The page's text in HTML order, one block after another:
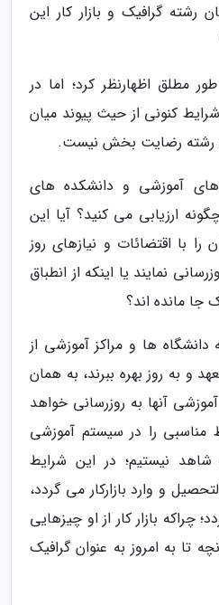
رشته گرافیک و بازار کار این
مطلق اظهارنظر کرد؛ اما در
کنونی از حیث پیوند میان
رشته رضایت بخش نیست.
آموزشی و دانشکده های
ارزیابی می کنید؟ آیا این
را با اقتضائات و نیازهای روز
نمایند یا اینکه از انطباق
جا مانده اند؟
ها و مراکز آموزشی از
و به روز بهره ببرند، به همان
آنها به روزرسانی خواهد
مناسبی را در سیستم آموزشی
نیستیم؛ در این شرایط
و وارد بازارکار می گردد،
چراکه بازار کار از او چیزهایی
تا به امروز به عنوان گرافیک